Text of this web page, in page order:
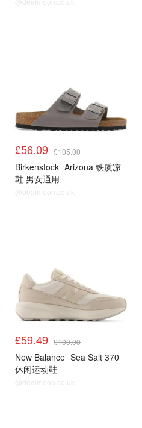
£56.09 £105.00
Birkenstock Arizona 铁质凉
鞋 男女通用
@dealmoon.co.uk
£59.49 £100.00
New Balance Sea Salt 370
休闲运动鞋
@dealmoon.co.uk